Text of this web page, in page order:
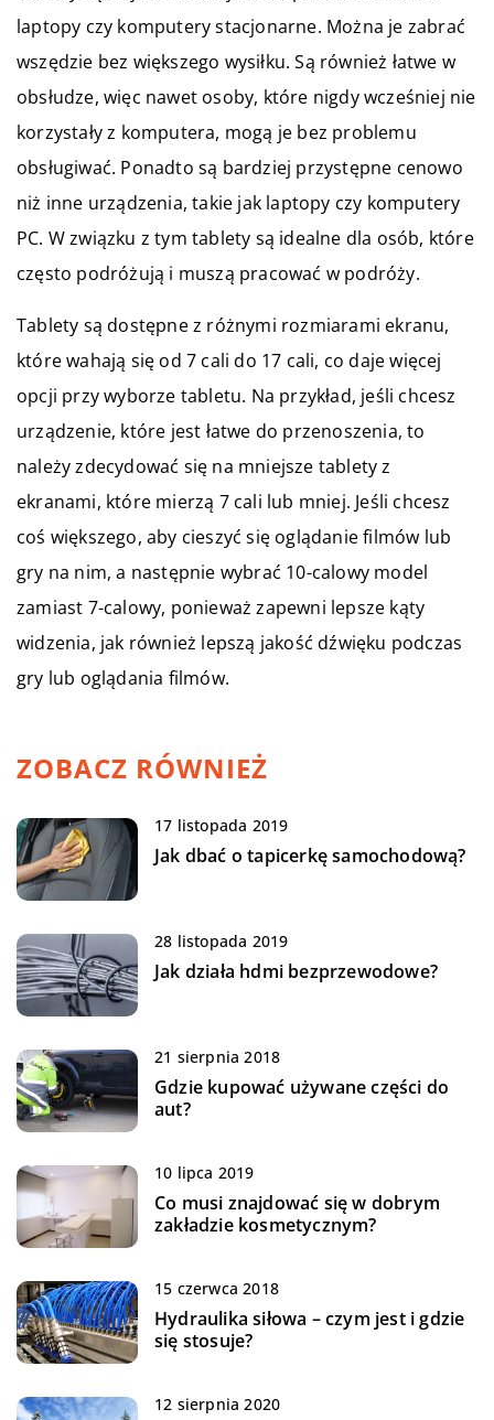
laptopy czy komputery stacjonarne. Można je zabrać
wszędzie bez większego wysiłku. Są również łatwe w
obsłudze, więc nawet osoby, które nigdy wcześniej nie
korzystały z komputera, mogą je bez problemu
obsługiwać. Ponadto są bardziej przystępne cenowo
niż inne urządzenia, takie jak laptopy czy komputery
PC. W związku z tym tablety są idealne dla osób, które
często podróżują i muszą pracować w podróży.
Tablety są dostępne z różnymi rozmiarami ekranu,
które wahają się od 7 cali do 17 cali, co daje więcej
opcji przy wyborze tabletu. Na przykład, jeśli chcesz
urządzenie, które jest łatwe do przenoszenia, to
należy zdecydować się na mniejsze tablety z
ekranami, które mierzą 7 cali lub mniej. Jeśli chcesz
coś większego, aby cieszyć się oglądanie filmów lub
gry na nim, a następnie wybrać 10-calowy model
zamiast 7-calowy, ponieważ zapewni lepsze kąty
widzenia, jak również lepszą jakość dźwięku podczas
gry lub oglądania filmów.
ZOBACZ RÓWNIEŻ
17 listopada 2019
Jak dbać o tapicerkę samochodową?
28 listopada 2019
Jak działa hdmi bezprzewodowe?
21 sierpnia 2018
Gdzie kupować używane części do
aut?
10 lipca 2019
Co musi znajdować się w dobrym
zakładzie kosmetycznym?
15 czerwca 2018
Hydraulika siłowa – czym jest i gdzie
się stosuje?
12 sierpnia 2020